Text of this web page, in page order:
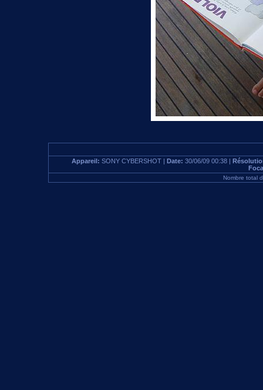
Appareil: SONY CYBERSHOT | Date: 30/06/09 00:38 |
Nombre total